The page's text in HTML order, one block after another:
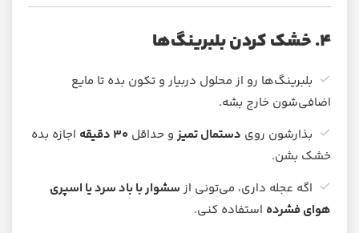
۴. خشک کردن بلبرینگ‌ها
بلبرینگ‌ها رو از محلول دربیار و تکون بده تا مایع
اضافی‌شون خارج بشه.
بذارشون روی دستمال تمیزو حداقل ۳۰ دقیقه
اجازه بده
خشک بشن.
اگه عجله داری، می‌تونی از سشوار با باد سرد یا اسپری
هوای فشرده استفاده کنی.